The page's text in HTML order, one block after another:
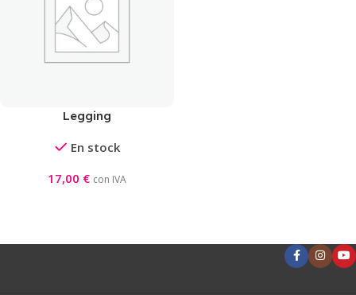
Legging
En stock
17,00 € con IVA